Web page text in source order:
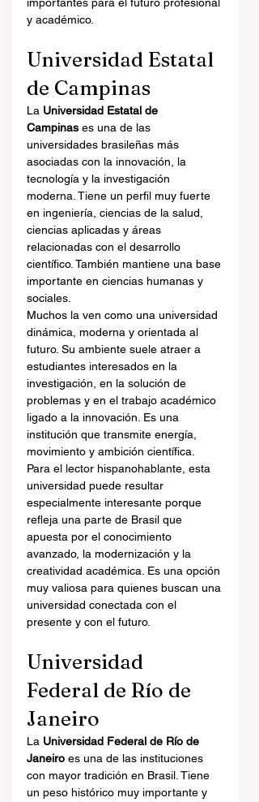
y académico.
Universidad Estatal
de Campinas
La Universidad Estatal de
Campinas es una de las
universidades brasileñas más
asociadas con la innovación, la
tecnología y la investigación
moderna. Tiene un perfil muy fuerte
en ingeniería, ciencias de la salud,
ciencias aplicadas y áreas
relacionadas con el desarrollo
científico. También mantiene una base
importante en ciencias humanas y
sociales.
Muchos la ven como una universidad
dinámica, moderna y orientada al
futuro. Su ambiente suele atraer a
estudiantes interesados en la
investigación, en la solución de
problemas y en el trabajo académico
ligado a la innovación. Es una
institución que transmite energía,
movimiento y ambición científica.
Para el lector hispanohablante, esta
universidad puede resultar
especialmente interesante porque
refleja una parte de Brasil que
apuesta por el conocimiento
avanzado, la modernización y la
creatividad académica. Es una opción
muy valiosa para quienes buscan una
universidad conectada con el
presente y con el futuro.
Universidad
Federal de Río de
Janeiro
La Universidad Federal de Río de
Janeiro es una de las instituciones
con mayor tradición en Brasil. Tiene
un peso histórico muy importante y